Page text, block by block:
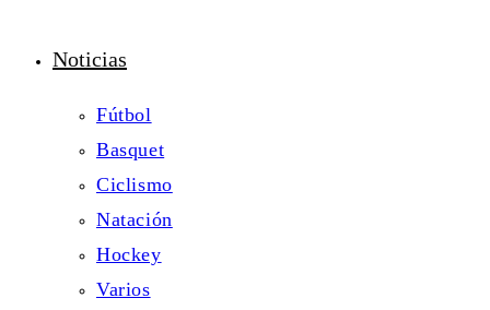
Noticias
Fútbol
Basquet
Ciclismo
Natación
Hockey
Varios